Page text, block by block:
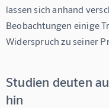
lassen sich anhand
Beobachtungen einige
Widerspruch zu seiner
Studien deuten
hin